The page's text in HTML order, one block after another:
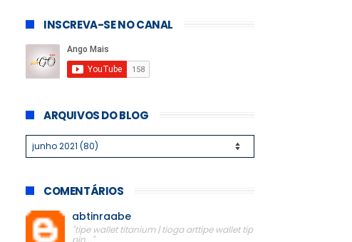
INSCREVA-SE NO CANAL
ARQUIVOS DO BLOG
COMENTÁRIOS
abtinraabe
"tipe wallet titanium | tioga arttipe wallet tip
pin..."